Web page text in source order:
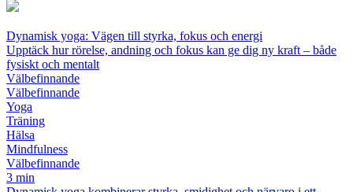
Dynamisk yoga: Vägen till styrka, fokus och energi
Upptäck hur rörelse, andning och fokus kan ge dig ny kraft – både
fysiskt och mentalt
Välbefinnande
Välbefinnande
Yoga
Träning
Hälsa
Mindfulness
Välbefinnande
3 min